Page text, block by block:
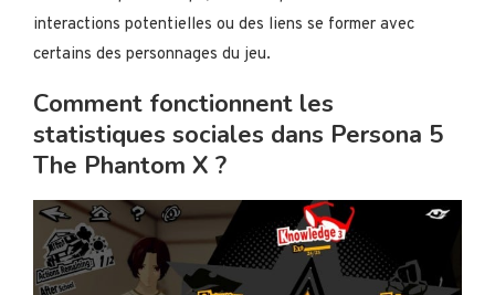
interactions potentielles ou des liens se former avec
certains des personnages du jeu.
Comment fonctionnent les
statistiques sociales dans Persona 5
The Phantom X ?